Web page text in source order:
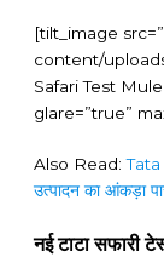
[tilt_image
content/
Safari Test
glare=”true”
Also Read:
उत्पादन का आंकड़ा
नई टाटा सफारी